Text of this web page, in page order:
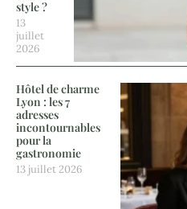
style ?
13
juillet
2026
Hôtel de charme
Lyon : les 7
adresses
incontournables
pour la
gastronomie
13 juillet 2026